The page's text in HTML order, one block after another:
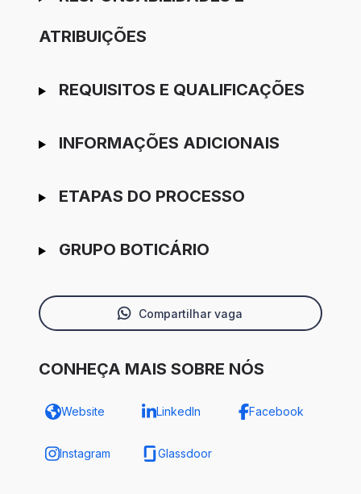
ATRIBUIÇÕES
REQUISITOS E QUALIFICAÇÕES
INFORMAÇÕES ADICIONAIS
ETAPAS DO PROCESSO
GRUPO BOTICÁRIO
Compartilhar vaga
CONHEÇA MAIS SOBRE NÓS
Website LinkedIn Facebook
Instagram Glassdoor